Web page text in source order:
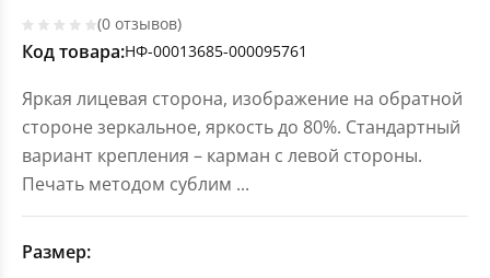
(0 отзывов)
Код товара:НФ-00013685-000095761
Яркая лицевая сторона, изображение на обратной
стороне зеркальное, яркость до 80%. Стандартный
вариант крепления – карман с левой стороны.
Печать методом сублим ...
Размер: